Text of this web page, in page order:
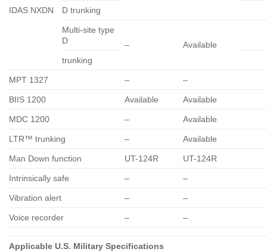
IDAS NXDN
D trunking
Multi-site type
D
–
Available
trunking
MPT 1327 – –
BIIS 1200 Available Available
MDC 1200 – Available
LTR™ trunking – Available
Man Down function UT-124R UT-124R
Intrinsically safe – –
Vibration alert – –
Voice recorder – –
Applicable U.S. Military Specifications